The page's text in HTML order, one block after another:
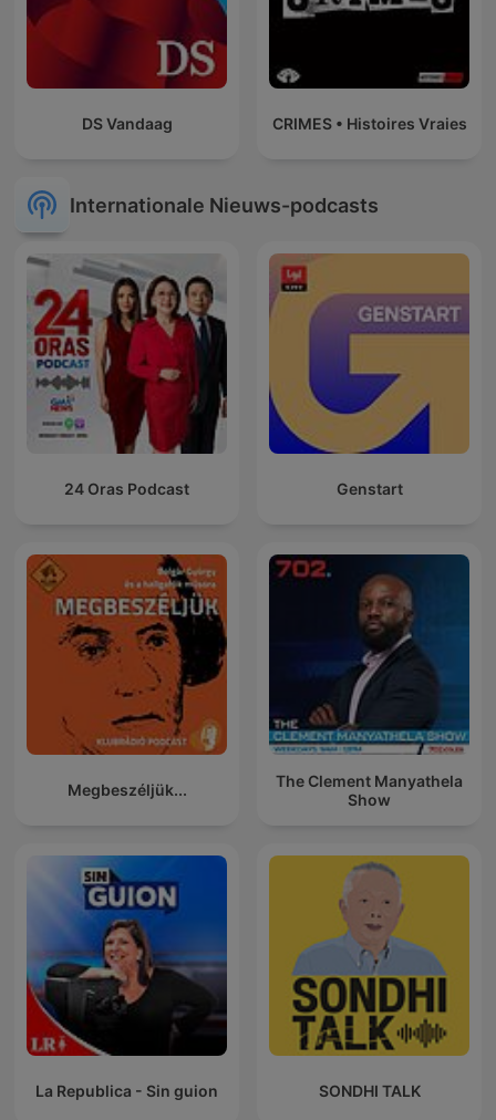
DS Vandaag CRIMES • Histoires Vraies
Internationale Nieuws-podcasts
24 Oras Podcast Genstart
Megbeszéljük...
The Clement Manyathela
Show
La Republica - Sin guion SONDHI TALK